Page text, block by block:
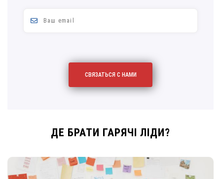
ДЕ БРАТИ ГАРЯЧІ ЛІДИ?